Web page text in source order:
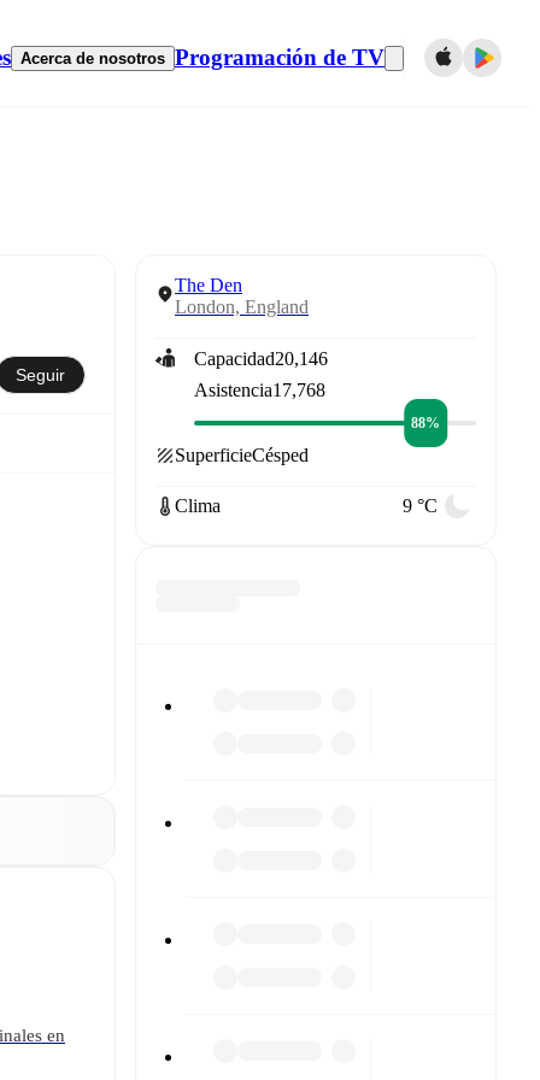
Acerca de nosotros Programación de TV
Seguir
en
The Den
London, England
Capacidad20,146
Asistencia17,768
88%
SuperficieCésped
Clima 9 °C